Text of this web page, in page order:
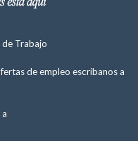
de Trabajo
de empleo escríbanos a